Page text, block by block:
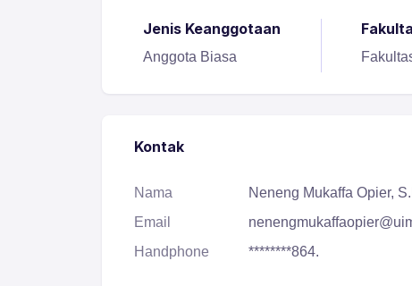
Jenis Keanggotaan
Anggota Biasa
Kontak
Nama
Neneng Mukaffa Opier,
Email
Handphone
********864.